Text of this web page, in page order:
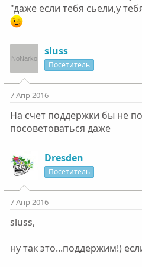
"даже если тебя сьели,у
sluss
Посетитель
7 Апр 2016
На счет поддержки бы не
посоветоваться даже
Dresden
Посетитель
7 Апр 2016
sluss,
ну так это...поддержим!)